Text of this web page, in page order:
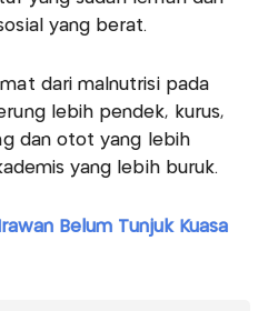
yang berat.
dari malnutrisi pada
lebih pendek, kurus,
dan otot yang lebih
yang lebih buruk.
Belum Tunjuk Kuasa